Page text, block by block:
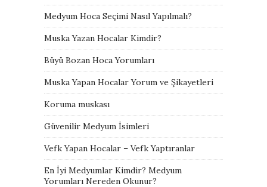
Medyum Hoca Seçimi Nasıl Yapılmalı?
Muska Yazan Hocalar Kimdir?
Büyü Bozan Hoca Yorumları
Muska Yapan Hocalar Yorum ve Şikayetleri
Koruma muskası
Güvenilir Medyum İsimleri
Vefk Yapan Hocalar – Vefk Yaptıranlar
En İyi Medyumlar Kimdir? Medyum
Yorumları Nereden Okunur?